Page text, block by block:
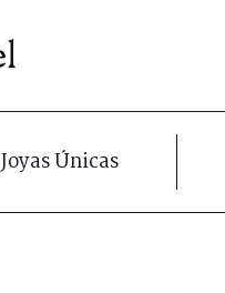
Joyas Únicas